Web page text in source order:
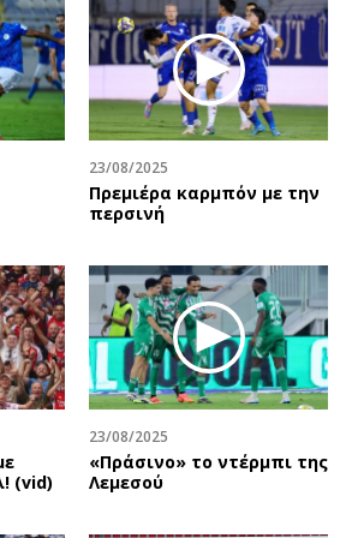
23/08/2025
Πρεμιέρα καρμπόν με την
περσινή
(vid)
23/08/2025
«Πράσινο» το ντέρμπι της
Λεμεσού